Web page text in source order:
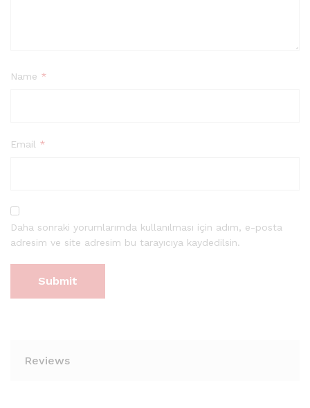
Name *
Email *
Daha sonraki yorumlarımda kullanılması için adım, e-posta
adresim ve site adresim bu tarayıcıya kaydedilsin.
Reviews